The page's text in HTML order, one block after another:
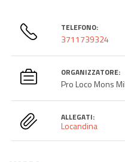
TELEFONO:
3711739324
ORGANIZZATORE:
Pro Loco Mons
ALLEGATI:
Locandina